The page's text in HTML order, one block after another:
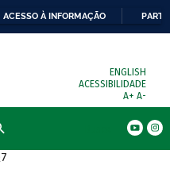
ACESSO À INFORMAÇÃO
ENGLISH
ACESSIBILIDADE
A+ A-